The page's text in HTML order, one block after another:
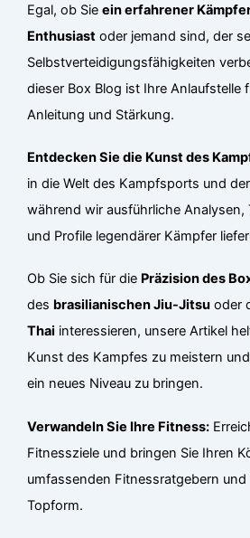
Egal, ob Sieein erfahrener
Enthusiast oder jemand sind, der
Selbstverteidigungsfähigkeiten
dieser Box Blog ist Ihre Anlaufstelle
Anleitung und Stärkung.
Entdecken Sie die Kunst des
in die Welt des Kampfsports und
während wir ausführliche Analysen,
und Profile legendärer Kämpfer
Ob Sie sich für die Präzision des
des brasilianischen Jiu-Jitsu oder
Thai interessieren, unsere Artikel
Kunst des Kampfes zu meistern
ein neues Niveau zu bringen.
Verwandeln Sie Ihre Fitness:
Fitnessziele und bringen Sie Ihren
umfassenden Fitnessratgebern
Topform.